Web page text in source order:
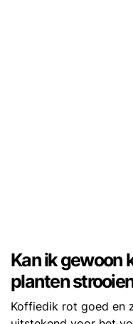
Kan ik gewoon
planten
Koffiedik rot goed en